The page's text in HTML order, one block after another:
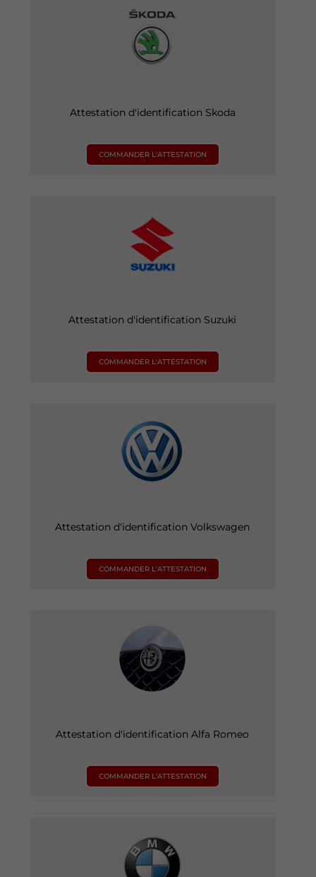
Attestation d'identification Skoda
COMMANDER L'ATTESTATION
Attestation d'identification Suzuki
COMMANDER L'ATTESTATION
Attestation d'identification Volkswagen
COMMANDER L'ATTESTATION
Attestation d'identification Alfa Romeo
COMMANDER L'ATTESTATION